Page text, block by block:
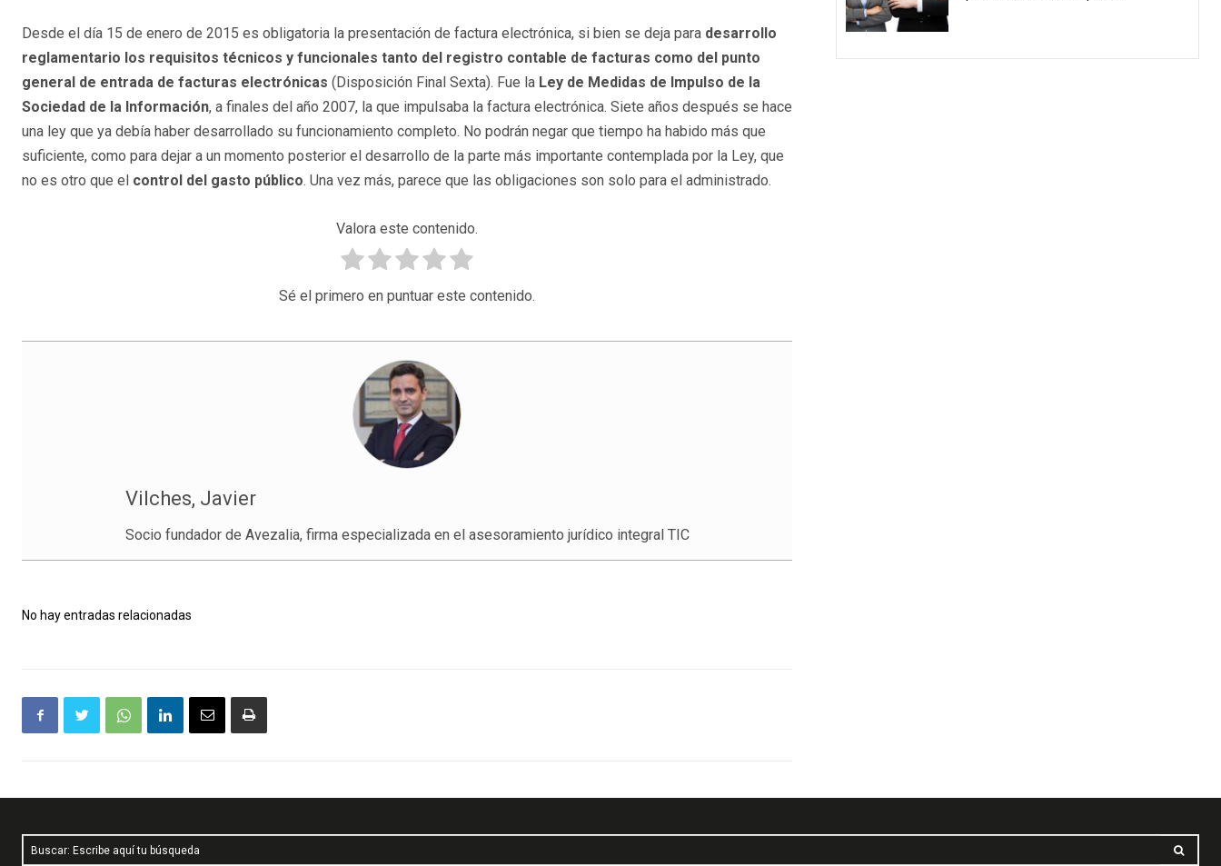
Desde el día 15 de enero de 2015 es obligatoria la presentación de factura electrónica, si bien se deja para desarrollo
reglamentario los requisitos técnicos y funcionales tanto del registro contable de facturas como del punto
general de entrada de facturas electrónicas (Disposición Final Sexta). Fue la Ley de Medidas de Impulso de la
Sociedad de la Información, a finales del año 2007, la que impulsaba la factura electrónica. Siete años después se hace
una ley que ya debía haber desarrollado su funcionamiento completo. No podrán negar que tiempo ha habido más que
suficiente, como para dejar a un momento posterior el desarrollo de la parte más importante contemplada por la Ley, que
no es otro que el control del gasto público. Una vez más, parece que las obligaciones son solo para el administrado.
Valora este contenido.
Sé el primero en puntuar este contenido.
Vilches, Javier
Socio fundador de Avezalia, firma especializada en el asesoramiento jurídico integral TIC
No hay entradas relacionadas
Buscar: Escribe aquí tu búsqueda